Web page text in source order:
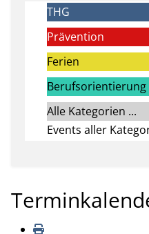
THG
Prävention
Ferien
Berufsorientierung
Alle Kategorien ...
Events aller